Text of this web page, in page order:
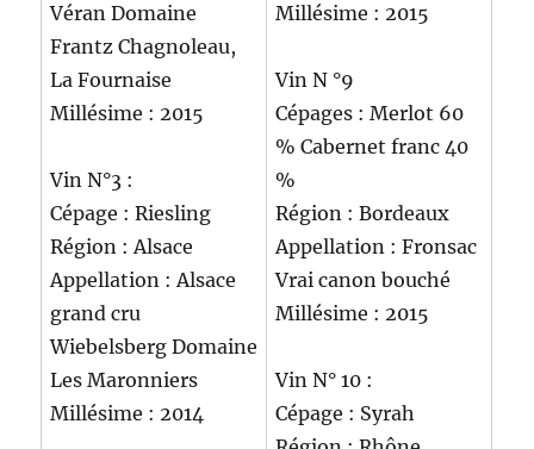
Véran Domaine
Frantz Chagnoleau,
La Fournaise
Millésime : 2015
Vin N°3 :
Cépage : Riesling
Région : Alsace
Appellation : Alsace
grand cru
Wiebelsberg Domaine
Les Maronniers
Millésime : 2014
Millésime : 2015
Vin N °9
Cépages : Merlot 60
% Cabernet franc 40
%
Région : Bordeaux
Appellation : Fronsac
Vrai canon bouché
Millésime : 2015
Vin N° 10 :
Cépage : Syrah